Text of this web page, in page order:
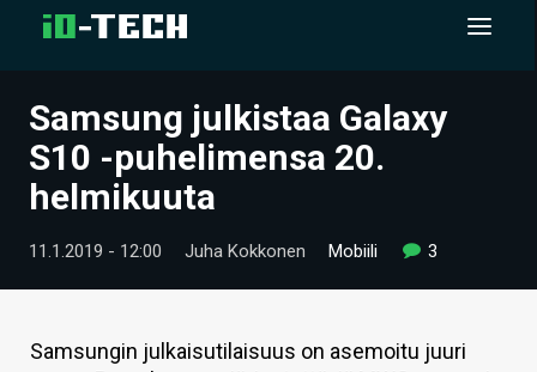
UUTISET
ARTIKKELIT
VIDEOT
TECHBBS
TIETOA
Samsung julkistaa Galaxy
S10 -puhelimensa 20.
helmikuuta
11.1.2019 - 12:00 Juha Kokkonen Mobiili 3
Samsungin julkaisutilaisuus on asemoitu juuri